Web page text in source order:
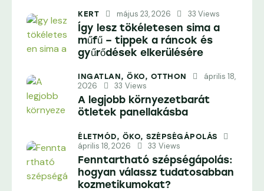
KERT május 23, 2026 33 Views
Így lesz tökéletesen sima a
műfű – tippek a ráncok és
gyűrődések elkerülésére
INGATLAN, ÖKO, OTTHON
április 18,
2026
33 Views
A legjobb környezetbarát
ötletek panellakásba
ÉLETMÓD, ÖKO, SZÉPSÉGÁPOLÁS
április 18, 2026 33 Views
Fenntartható szépségápolás:
hogyan válassz tudatosabban
kozmetikumokat?